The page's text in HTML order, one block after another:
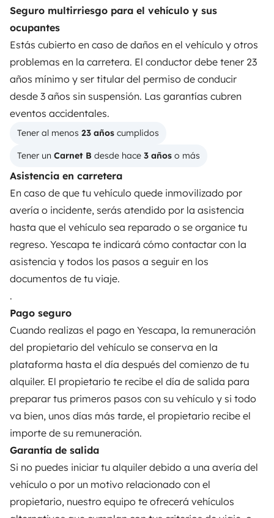
Seguro multirriesgo para el vehículo y sus
ocupantes
Estás cubierto en caso de daños en el vehículo y otros
problemas en la carretera. El conductor debe tener 23
años mínimo y ser titular del permiso de conducir
desde 3 años sin suspensión. Las garantías cubren
eventos accidentales.
Tener al menos 23 años cumplidos
Tener un Carnet B desde hace 3 años o más
Asistencia en carretera
En caso de que tu vehículo quede inmovilizado por
avería o incidente, serás atendido por la asistencia
hasta que el vehículo sea reparado o se organice tu
regreso. Yescapa te indicará cómo contactar con la
asistencia y todos los pasos a seguir en los
documentos de tu viaje.
.
Pago seguro
Cuando realizas el pago en Yescapa, la remuneración
del propietario del vehículo se conserva en la
plataforma hasta el día después del comienzo de tu
alquiler. El propietario te recibe el día de salida para
preparar tus primeros pasos con su vehículo y si todo
va bien, unos días más tarde, el propietario recibe el
importe de su remuneración.
Garantía de salida
Si no puedes iniciar tu alquiler debido a una avería del
vehículo o por un motivo relacionado con el
propietario, nuestro equipo te ofrecerá vehículos
Instagram
X Facebook
ALQUILER AUTOCARAVANAS
¿Cómo funciona?
Alquilar una autocaravana
Tus primeros pasos en autocaravana
Las opiniones de nuestros usuarios
Ayuda viajero
PROPIETARIOS
Contrato de alquiler
Seguros de alquiler
Asistencias de alquiler
Ayuda propietario
Descargar en
App Store
Disponible en
Google Play